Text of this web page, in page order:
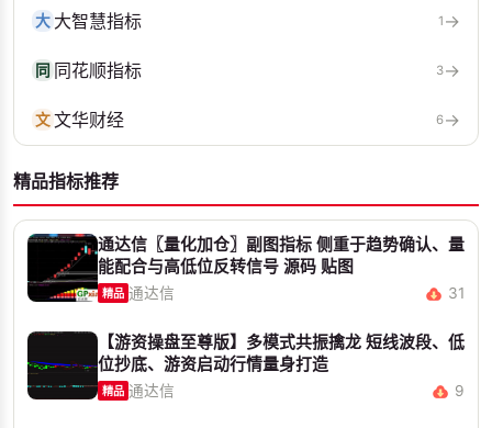
大 大智慧指标 1 →
同 同花顺指标 3→
文文华财经 6→
精品指标推荐
通达信〖量化加仓〗副图指标 侧重于趋势确认、量
能配合与高低位反转信号 源码 贴图
精品 通达信 31
【游资操盘至尊版】多模式共振擒龙 短线波段、低
位抄底、游资启动行情量身打造
精品 通达信 9